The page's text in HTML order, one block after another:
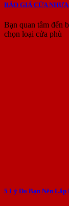
BÁO GIÁ CỬA
Bạn quan tâm đến
chọn loại cửa phù
5 Lý Do Bạn Nên Lắp